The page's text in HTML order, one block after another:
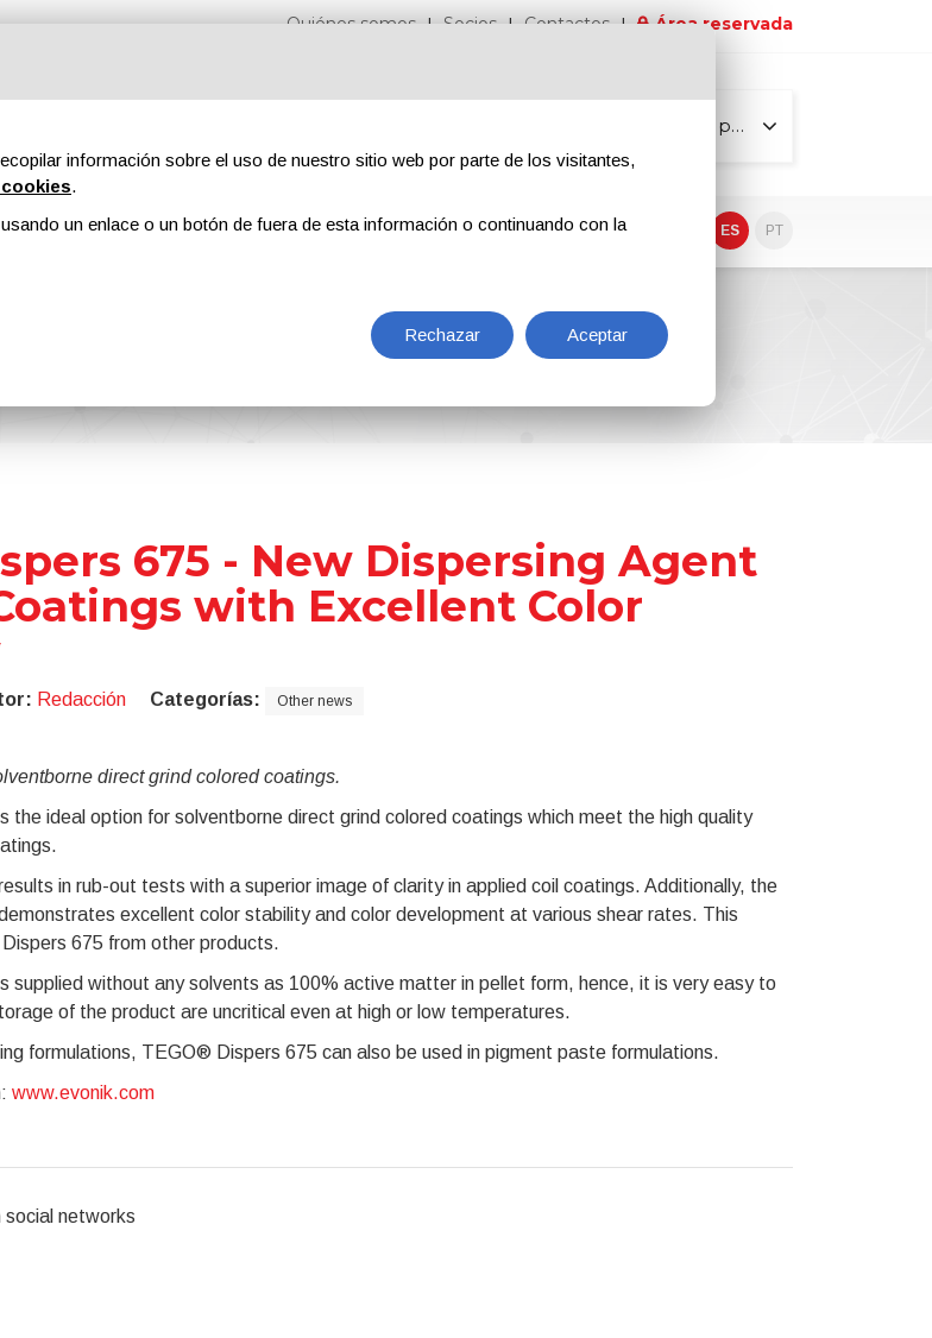
Quiénes somos Socios Contactos Área reservada
Todas las páginas
Publicidad Contenidos exclusivos EN ES PT
675 - New Dispersing Agent
with Excellent Color
Redacción Categorías: Other news
direct grind colored coatings.
the ideal option for solventborne direct grind colored coatings which meet the high quality
in rub-out tests with a superior image of clarity in applied coil coatings. Additionally, the
excellent color stability and color development at various shear rates. This
675 from other products.
supplied without any solvents as 100% active matter in pellet form, hence, it is very easy to
of the product are uncritical even at high or low temperatures.
formulations, TEGO® Dispers 675 can also be used in pigment paste formulations.
www.evonik.com
social networks
información sobre el uso de nuestro sitio web por parte de los visitantes,
.
un enlace o un botón de fuera de esta información o continuando con la
Rechazar Aceptar